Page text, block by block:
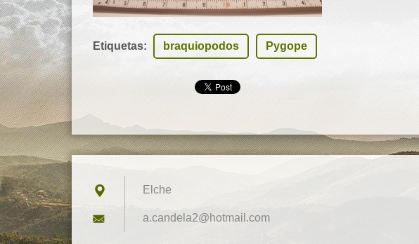
Etiquetas: braquiopodos Pygope
Elche
a.candel a2@hotmail.com